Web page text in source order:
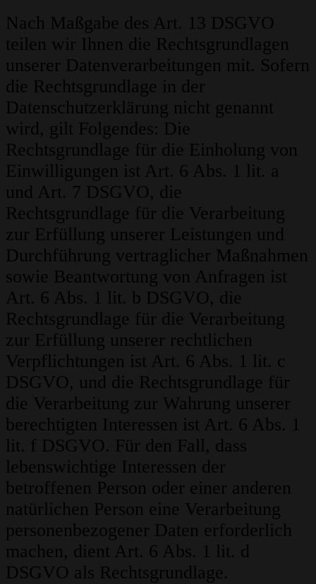
Nach Maßgabe des Art. 13 DSGVO
teilen wir Ihnen die Rechtsgrundlagen
unserer Datenverarbeitungen mit. Sofern
die Rechtsgrundlage in der
Datenschutzerklärung nicht genannt
wird, gilt Folgendes: Die
Rechtsgrundlage für die Einholung von
Einwilligungen ist Art. 6 Abs. 1 lit. a
und Art. 7 DSGVO, die
Rechtsgrundlage für die Verarbeitung
zur Erfüllung unserer Leistungen und
Durchführung vertraglicher Maßnahmen
sowie Beantwortung von Anfragen ist
Art. 6 Abs. 1 lit. b DSGVO, die
Rechtsgrundlage für die Verarbeitung
zur Erfüllung unserer rechtlichen
Verpflichtungen ist Art. 6 Abs. 1 lit. c
DSGVO, und die Rechtsgrundlage für
die Verarbeitung zur Wahrung unserer
berechtigten Interessen ist Art. 6 Abs. 1
lit. f DSGVO. Für den Fall, dass
lebenswichtige Interessen der
betroffenen Person oder einer anderen
natürlichen Person eine Verarbeitung
personenbezogener Daten erforderlich
machen, dient Art. 6 Abs. 1 lit. d
DSGVO als Rechtsgrundlage.